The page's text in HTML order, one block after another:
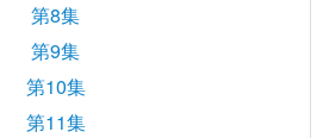
第8集
第9集
第10集
第11集